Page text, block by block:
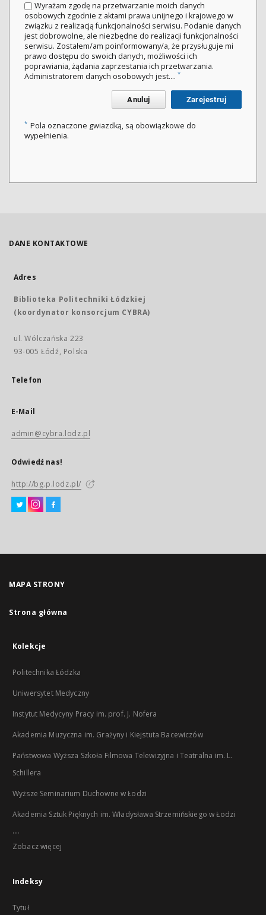
Wyrażam zgodę na przetwarzanie moich danych
osobowych zgodnie z aktami prawa unijnego i krajowego w
związku z realizacją funkcjonalności serwisu. Podanie danych
jest dobrowolne, ale niezbędne do realizacji funkcjonalności
serwisu. Zostałem/am poinformowany/a, że przysługuje mi
prawo dostępu do swoich danych, możliwości ich
poprawiania, żądania zaprzestania ich przetwarzania.
Administratorem danych osobowych jest.... *
Anuluj Zarejestruj
* Pola oznaczone gwiazdką, są obowiązkowe do
wypełnienia.
DANE KONTAKTOWE
Adres
Biblioteka Politechniki Łódzkiej
(koordynator konsorcjum CYBRA)
ul. Wólczańska 223
93-005 Łódź, Polska
Telefon
E-Mail
admin@cybra.lodz.pl
Odwiedź nas!
http://bg.p.lodz.pl/
MAPA STRONY
Strona główna
Kolekcje
Politechnika Łódzka
Uniwersytet Medyczny
Instytut Medycyny Pracy im. prof. J. Nofera
Akademia Muzyczna im. Grażyny i Kiejstuta Bacewiczów
Państwowa Wyższa Szkoła Filmowa Telewizyjna i Teatralna im. L.
Schillera
Wyższe Seminarium Duchowne w Łodzi
Akademia Sztuk Pięknych im. Władysława Strzemińskiego w Łodzi
...
Zobacz więcej
Indeksy
Tytuł